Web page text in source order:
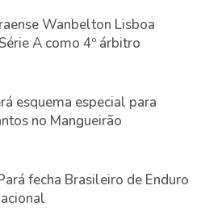
Wanbelton Lisboa
A como 4º árbitro
esquema especial para
no Mangueirão
fecha Brasileiro de Enduro